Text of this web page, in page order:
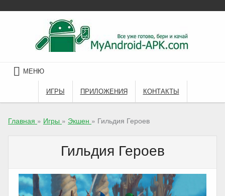
to
МЕНЮ
ИГРЫ ПРИЛОЖЕНИЯ КОНТАКТЫ
Главная » Игры » Экшен » Гильдия Героев
Гильдия Героев